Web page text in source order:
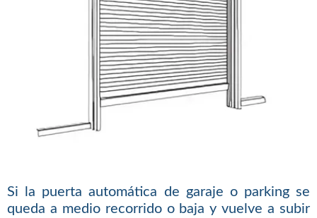
Si la puerta automática de garaje o parking se
queda a medio recorrido o baja y vuelve a subir